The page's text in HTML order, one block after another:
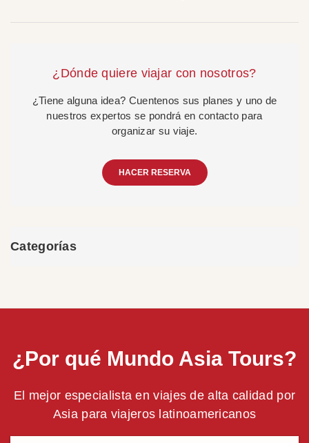
¿Dónde quiere viajar con nosotros?
¿Tiene alguna idea? Cuentenos sus planes y uno de
nuestros expertos se pondrá en contacto para
organizar su viaje.
HACER RESERVA
Categorías
¿Por qué Mundo Asia Tours?
El mejor especialista en viajes de alta calidad por
Asia para viajeros latinoamericanos